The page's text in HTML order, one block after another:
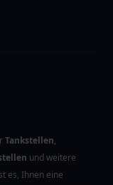
Tankstellen,
und weitere
es, Ihnen eine